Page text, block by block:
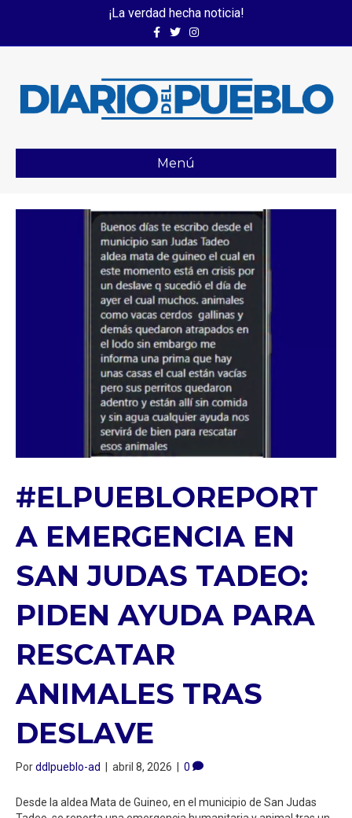
¡La verdad hecha noticia!
FacebookTwitterInstagram
Menú
#ELPUEBLOREPORT
A EMERGENCIA EN
SAN JUDAS TADEO:
PIDEN AYUDA PARA
RESCATAR
ANIMALES TRAS
DESLAVE
Porddlpueblo-ad abril 8, 2026 0
Desde la aldea Mata de Guineo, en el municipio de San Judas